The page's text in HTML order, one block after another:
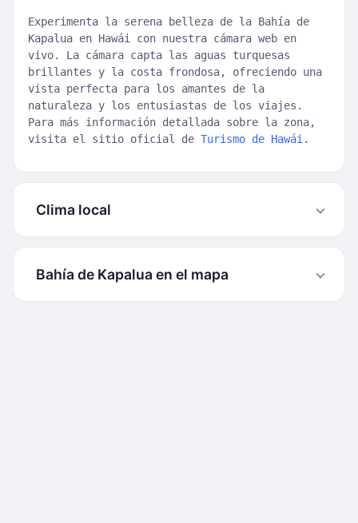
Experimenta la serena belleza de la Bahía de
Kapalua en Hawái con nuestra cámara web en
vivo. La cámara capta las aguas turquesas
brillantes y la costa frondosa, ofreciendo una
vista perfecta para los amantes de la
naturaleza y los entusiastas de los viajes.
Para más información detallada sobre la zona,
visita el sitio oficial de Turismo de Hawái .
Clima local
Bahía de Kapalua en el mapa